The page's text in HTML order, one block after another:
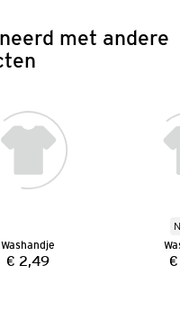
met andere
Washandje
Prijs:
€ 2,49 €